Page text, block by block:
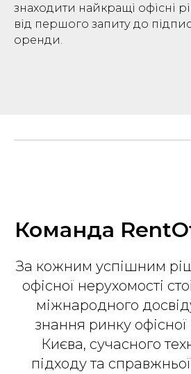
знаходити найкращі офісні
від першого запиту до
оренди.
Команда
За кожним успішним
офісної нерухомості
міжнародного
знання ринку офісної
Києва, сучасного
підходу та